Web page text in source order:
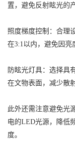
置，避免反射眩光的
照度梯度控制：合理
在3:1以内，避免因亮
防眩光灯具：选择具
在文物表面，减少散
此外还需注意避免光
电的LED光源，降低
度。